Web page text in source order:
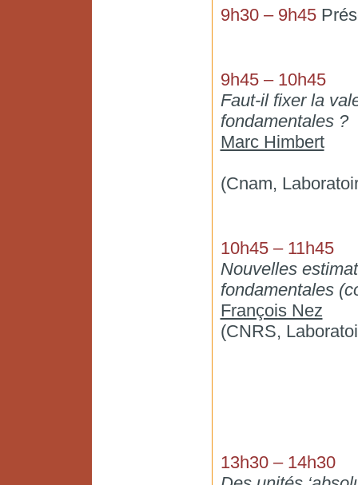
9h30 – 9h45
9h45 – 10h45
Faut-il fixer la
fondamentales ?
Marc Himbert
(Cnam,
10h45 – 11h45
Nouvelles
fondamentales
François Nez
(CNRS,
13h30 – 14h30